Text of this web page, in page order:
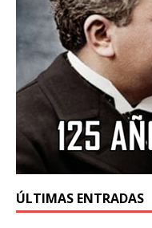
ÚLTIMAS ENTRADAS